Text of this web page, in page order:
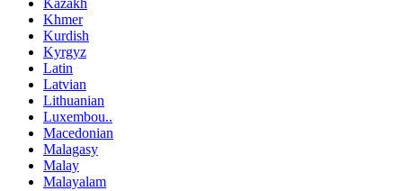
Kazakh
Khmer
Kurdish
Kyrgyz
Latin
Latvian
Lithuanian
Luxembou..
Macedonian
Malagasy
Malay
Malayalam